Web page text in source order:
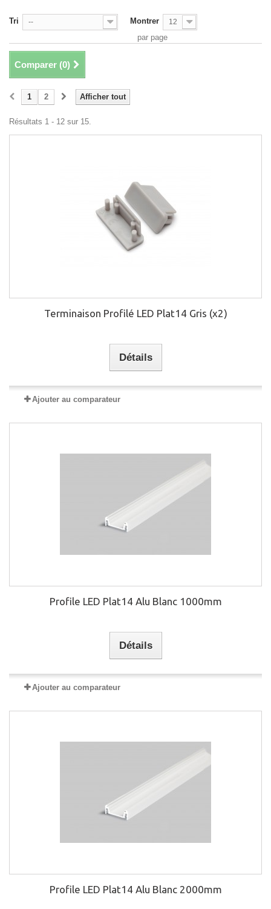
Tri -- Montrer 12
par page
Comparer (0)
Afficher tout
1 2
Résultats 1 - 12 sur 15.
Terminaison Profilé LED Plat14 Gris (x2)
Détails
Ajouter au comparateur
Profile LED Plat14 Alu Blanc 1000mm
Détails
Ajouter au comparateur
Profile LED Plat14 Alu Blanc 2000mm